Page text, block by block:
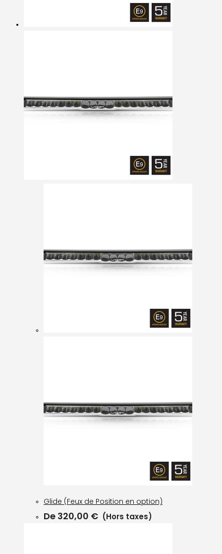
Glide (Feux de Position en option)
De 320,00 € (Hors taxes)